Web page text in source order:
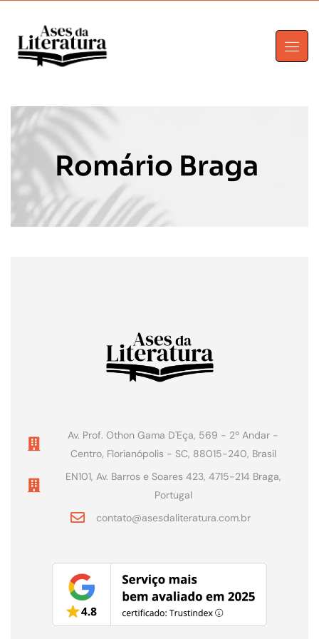
Romário Braga
Av. Prof. Othon Gama D'Eça, 569 - 2º Andar -
Centro, Florianópolis - SC, 88015-240, Brasil
EN101, Av. Barros e Soares 423, 4715-214 Braga,
Portugal
contato@asesdaliteratura.com.br